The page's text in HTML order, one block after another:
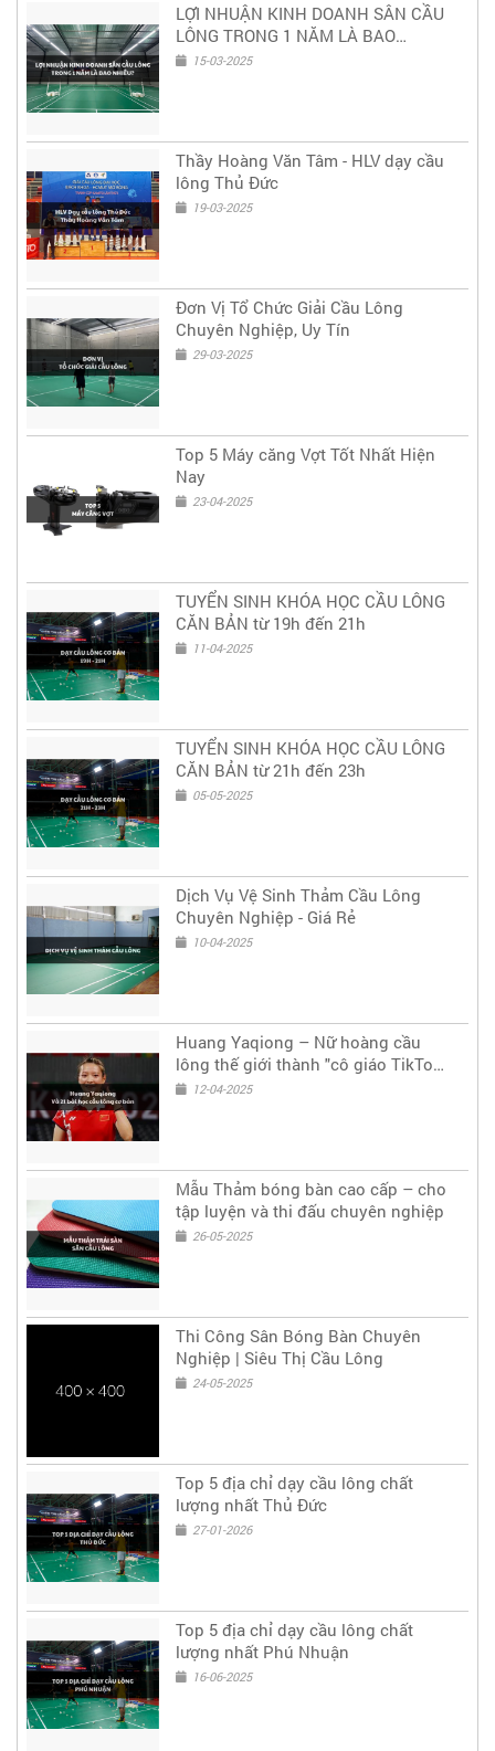
LỢI NHUẬN KINH DOANH SÂN CẦU
LÔNG TRONG 1 NĂM LÀ BAO
NHIÊU?
15-03-2025
Thầy Hoàng Văn Tâm - HLV dạy cầu
lông Thủ Đức
19-03-2025
Đơn Vị Tổ Chức Giải Cầu Lông
Chuyên Nghiệp, Uy Tín
29-03-2025
Top 5 Máy căng Vợt Tốt Nhất Hiện
Nay
23-04-2025
TUYỂN SINH KHÓA HỌC CẦU LÔNG
CĂN BẢN từ 19h đến 21h
11-04-2025
TUYỂN SINH KHÓA HỌC CẦU LÔNG
CĂN BẢN từ 21h đến 23h
05-05-2025
Dịch Vụ Vệ Sinh Thảm Cầu Lông
Chuyên Nghiệp - Giá Rẻ
10-04-2025
Huang Yaqiong – Nữ hoàng cầu
lông thế giới thành "cô giáo TikTok"
truyền cảm hứng
12-04-2025
Mẫu Thảm bóng bàn cao cấp – cho
tập luyện và thi đấu chuyên nghiệp
26-05-2025
Thi Công Sân Bóng Bàn Chuyên
Nghiệp | Siêu Thị Cầu Lông
24-05-2025
Top 5 địa chỉ dạy cầu lông chất
lượng nhất Thủ Đức
27-01-2026
Top 5 địa chỉ dạy cầu lông chất
lượng nhất Phú Nhuận
16-06-2025